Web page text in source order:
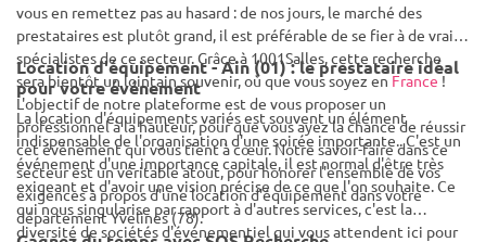
vous en remettez pas au hasard : de nos jours, le marché des
prestataires est plutôt grand, il est préférable de se fier à de vrais
spécialistes de ce secteur. Grâce à 1001Salles, cette recherche
sera bientôt un lointain souvenir, où que vous soyez enFrance!
L'objectif de notre plateforme est de vous proposer un
professionnel à la hauteur, pour que vous ayez la chance de réussir
cet événement qui vous tient à cœur. Notre savoir-faire dans ce
secteur est un véritable atout, pour honorer l'ensemble de vos
exigences à propos d'une location d'équipement dans votre
département Yvelines (78).
Location d'équipement - Ain (01) : le prestataire idéal
pour votre événement
La location d'équipements variés est souvent un élément
indispensable de l'organisation d'une soirée importante.. C'est un
événement d'une importance capitale, il est normal d'être très
exigeant et d'avoir une vision précise de ce que l'on souhaite. Ce
qui nous singularise par rapport à d'autres services, c'est la
diversité de sociétés d'événementiel qui vous attendent ici pour